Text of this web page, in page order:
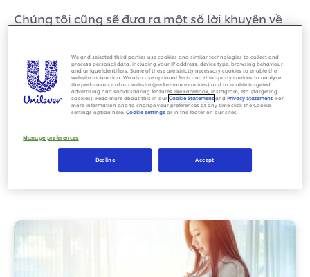
Chúng tôi cũng sẽ đưa ra một số lời khuyên về
từ chế độ chống ê buốt răng phù hợp và tránh
những sản phẩm hoặc liệu pháp tác động quá
mạnh.
Cần nhớ: hãy trao đổi với nha sĩ hoặc bác sĩ của
Ngoài việc tham khảo ý kiến chuyên môn, bạn
cần tiếp tục duy trì chế độ chăm sóc răng miệng
hàng ngày và đi khám răng định kỳ.
We and selected third parties use cookies and similar technologies to collect and
process personal data, including your IP address, device type, browsing behaviour,
and unique identifiers. Some of these are strictly necessary cookies to enable the
website to function. We also use optional first- and third-party cookies to analyse
the performance of our website (performance cookies) and to enable targeted
advertising and social sharing features like Facebook, Instagram, etc. (targeting
cookies). Read more about this in ourCookie Statement andPrivacy Statement. For
more information and to change your preferences at any time click the Cookie
settings option here:Cookie settings or in the footer on our sites.
Manage preferences
Decline Accept